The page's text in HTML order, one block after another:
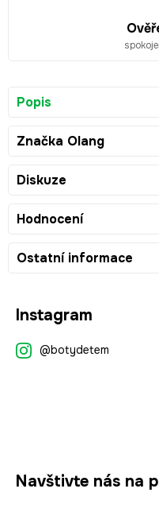
Popis
Značka Olang
Diskuze
Hodnocení
Ostatní informace
Instagram
@botydetem
Navštivte nás na